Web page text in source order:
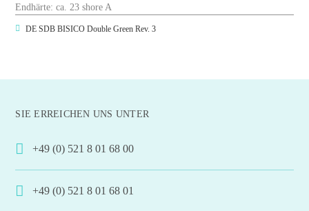
Endhärte: ca. 23 shore A
DE SDB BISICO Double Green Rev. 3
SIE ERREICHEN UNS UNTER
+49 (0) 521 8 01 68 00
+49 (0) 521 8 01 68 01